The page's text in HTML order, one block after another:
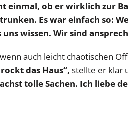
einmal, ob er wirklich zur
Es war einfach so:
uns wissen. Wir sind
auch leicht chaotischen
das Haus“, stellte er klar
tolle Sachen. Ich liebe